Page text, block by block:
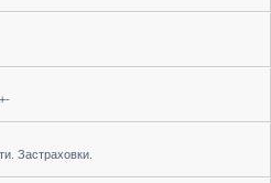
Застраховки.